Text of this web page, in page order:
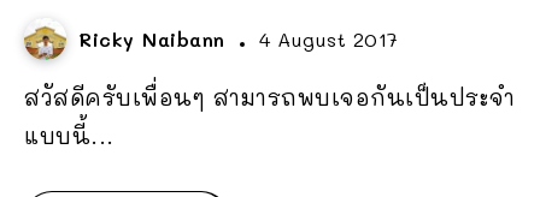
Ricky Naibann 4 August 2017
สวัสดีครับเพื่อนๆ สามารถพบเจอกันเป็นประจำ
แบบนี้...